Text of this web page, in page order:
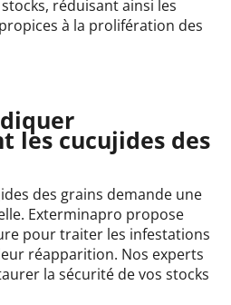
réduisant ainsi les
à la prolifération des
les cucujides des
des grains demande une
Exterminapro propose
pour traiter les infestations
réapparition. Nos experts
la sécurité de vos stocks